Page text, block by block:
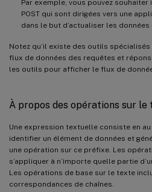
Par exemple, vous pouvez
POST qui sont dirigées vers une
dans le but d’actualiser les données
Notez qu’il existe des outils
flux de données des requêtes et
les outils pour afficher le flux de
À propos des opérations sur le
Une expression textuelle consiste en
identifier un élément de données et
une opération sur ce préfixe. Les
s’appliquer à n’importe quelle partie
Les opérations de base sur le texte
correspondances de chaînes.